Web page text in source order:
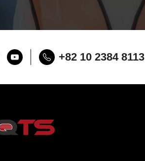
+82 10 2384 8113